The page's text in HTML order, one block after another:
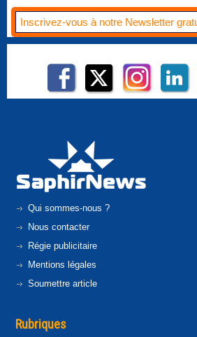
Qui sommes-nous ?
Nous contacter
Régie publicitaire
Mentions légales
Soumettre article
Rubriques